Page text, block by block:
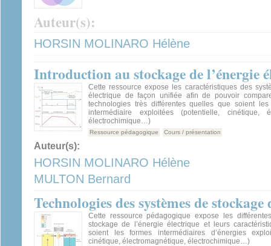
Auteur(s):
HORSIN MOLINARO Hélène
Introduction au stockage de l’énergie
Cette ressource expose les caractéristiques des
électrique de façon unifiée afin de pouvoir
technologies très différentes quelles que soient les
intermédiaire exploitées (potentielle, cinétique,
électrochimique…)
Ressource pédagogique Cours / présentation
Auteur(s):
HORSIN MOLINARO Hélène
MULTON Bernard
Technologies des systèmes de
Cette ressource pédagogique expose les
stockage de l’énergie électrique et leurs
soient les formes intermédiaires d’énergies
cinétique, électromagnétique, électrochimique…)